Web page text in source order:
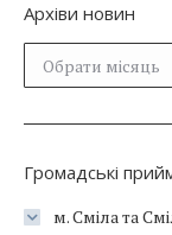
Архіви новин
Архіви
новин
Громадські
м. Сміла та